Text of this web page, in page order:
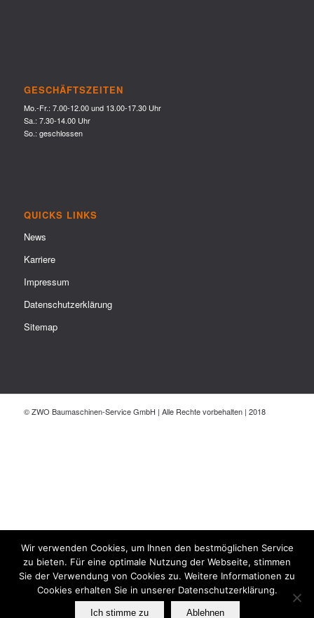
GESCHÄFTSZEITEN
Mo.-Fr.: 7.00-12.00 und 13.00-17.30 Uhr
Sa.: 7.30-14.00 Uhr
So.: geschlossen
QUICKS LINKS
News
Karriere
Impressum
Datenschutzerklärung
Sitemap
© ZWO Baumaschinen-Service GmbH | Alle Rechte vorbehalten | 2018
Wir verwenden Cookies, um Ihnen den bestmöglichen Service
zu bieten. Für eine optimale Nutzung der Webseite, stimmen
Sie der Verwendung von Cookies zu. Weitere Informationen zu
Cookies erhalten Sie in unserer Datenschutzerklärung.
Ich stimme zu Ablehnen